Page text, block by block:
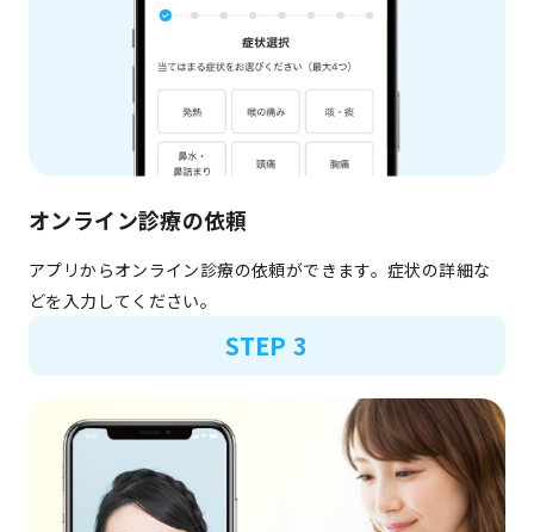
オンライン診療の依頼
アプリからオンライン診療の依頼ができます。症状の詳細な
どを入力してください。
STEP 3